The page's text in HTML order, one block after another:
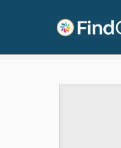
国立障害者リハビリテーショ